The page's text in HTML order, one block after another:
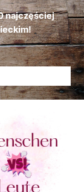
najczęściej